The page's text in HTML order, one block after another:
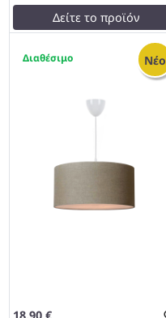
Δείτε το προϊόν
testFalse
Γραφίτης 35x6x110cm 979
Νέο
18,90 €